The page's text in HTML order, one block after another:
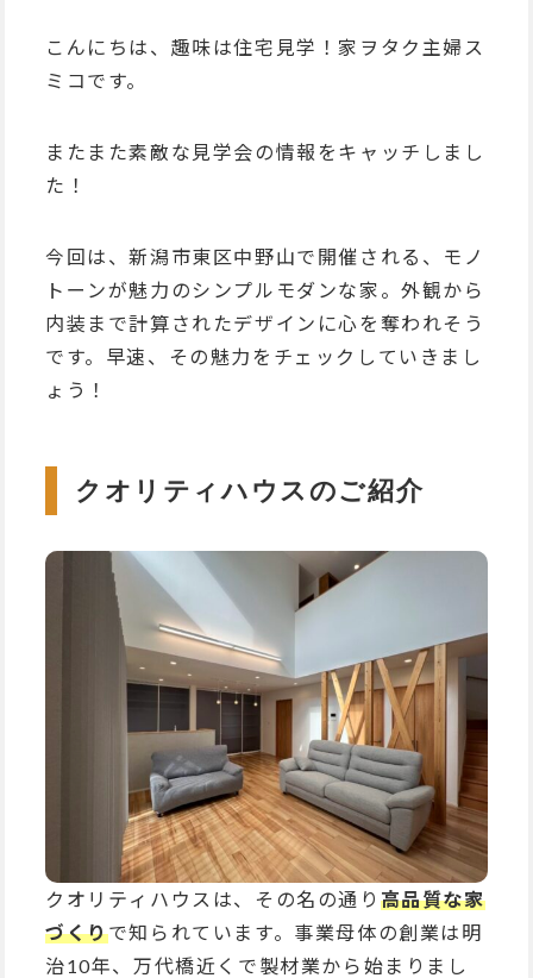
こんにちは、趣味は住宅見学！家ヲタク主婦ス
ミコです。
またまた素敵な見学会の情報をキャッチしまし
た！
今回は、新潟市東区中野山で開催される、モノ
トーンが魅力のシンプルモダンな家。外観から
内装まで計算されたデザインに心を奪われそう
です。早速、その魅力をチェックしていきまし
ょう！
クオリティハウスのご紹介
クオリティハウスは、その名の通り 高品質な家
づくりで知られています。事業母体の創業は明
治10年、万代橋近くで製材業から始まりまし